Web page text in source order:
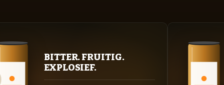
BITTER. FRUITIG.
EXPLOSIEF.